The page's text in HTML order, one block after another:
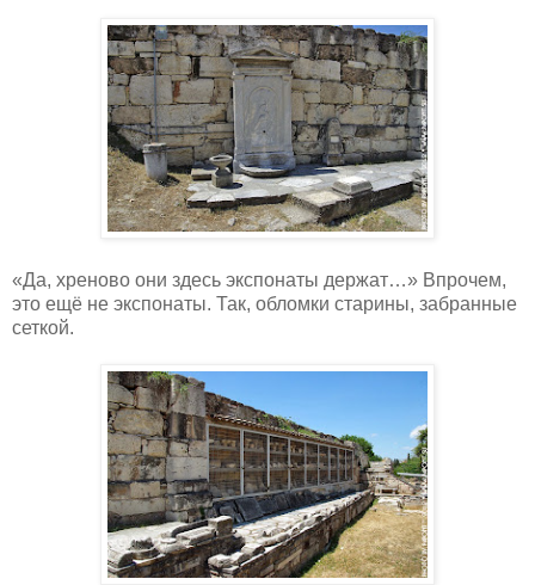
«Да, хреново они здесь экспонаты держат…» Впрочем,
это ещё не экспонаты. Так, обломки старины, забранные
сеткой.